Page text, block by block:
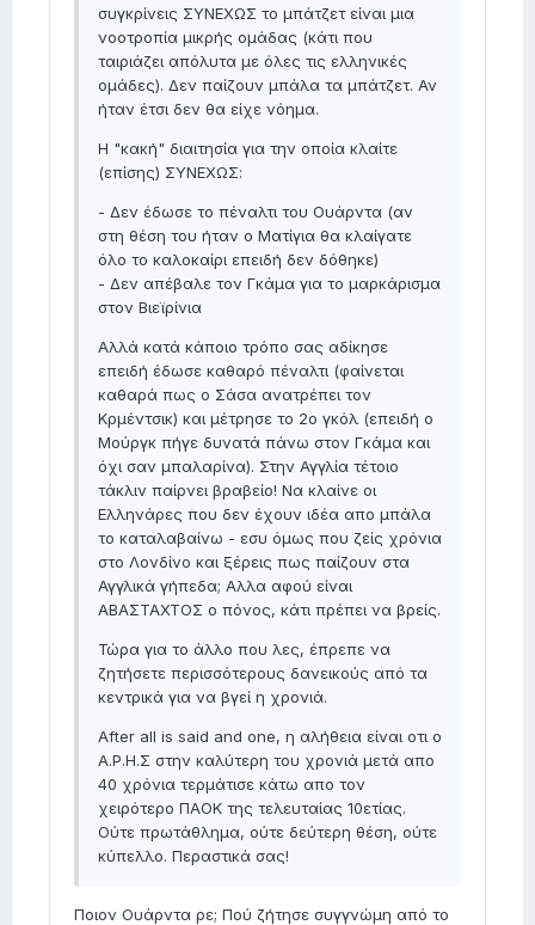
συγκρίνεις ΣΥΝΕΧΩΣ το μπάτζετ είναι μια
νοοτροπία μικρής ομάδας (κάτι που
ταιριάζει απόλυτα με όλες τις ελληνικές
ομάδες). Δεν παίζουν μπάλα τα μπάτζετ. Αν
ήταν έτσι δεν θα είχε νόημα.
Η "κακή" διαιτησία για την οποία κλαίτε
(επίσης) ΣΥΝΕΧΩΣ:
- Δεν έδωσε το πέναλτι του Ουάρντα (αν
στη θέση του ήταν ο Ματίγια θα κλαίγατε
όλο το καλοκαίρι επειδή δεν δόθηκε)
- Δεν απέβαλε τον Γκάμα για το μαρκάρισμα
στον Βιεϊρίνια
Αλλά κατά κάποιο τρόπο σας αδίκησε
επειδή έδωσε καθαρό πέναλτι (φαίνεται
καθαρά πως ο Σάσα ανατρέπει τον
Κρμέντσικ) και μέτρησε το 2ο γκόλ (επειδή ο
Μούργκ πήγε δυνατά πάνω στον Γκάμα και
όχι σαν μπαλαρίνα). Στην Αγγλία τέτοιο
τάκλιν παίρνει βραβείο! Να κλαίνε οι
Ελληνάρες που δεν έχουν ιδέα απο μπάλα
το καταλαβαίνω - εσυ όμως που ζείς χρόνια
στο Λονδίνο και ξέρεις πως παίζουν στα
Αγγλικά γήπεδα; Αλλα αφού είναι
ΑΒΑΣΤΑΧΤΟΣ ο πόνος, κάτι πρέπει να βρείς.
Τώρα για το άλλο που λες, έπρεπε να
ζητήσετε περισσότερους δανεικούς από τα
κεντρικά για να βγεί η χρονιά.
After all is said and one, η αλήθεια είναι οτι ο
Α.Ρ.Η.Σ στην καλύτερη του χρονιά μετά απο
40 χρόνια τερμάτισε κάτω απο τον
χειρότερο ΠΑΟΚ της τελευταίας 10ετίας.
Ούτε πρωτάθλημα, ούτε δεύτερη θέση, ούτε
κύπελλο. Περαστικά σας!
Ποιον Ουάρντα ρε; Πού ζήτησε συγγνώμη από το